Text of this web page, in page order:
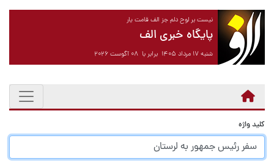
نیست بر لوح دلم جز الف قامت یار
پایگاه خبری الف
شنبه ۱۷ مرداد ۱۴۰۵ برابر با ۰۸ آگوست ۲۰۲۶
کلید واژه